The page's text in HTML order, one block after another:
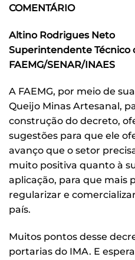
COMENTÁRIO
Altino Rodrigues Neto
Superintendente Técnico
FAEMG/SENAR/INAES
A FAEMG, por meio de
Queijo Minas Artesanal,
construção do decreto,
sugestões para que ele
avanço que o setor
muito positiva quanto à
aplicação, para que mais
regularizar e
país.
Muitos pontos desse
portarias do IMA. E